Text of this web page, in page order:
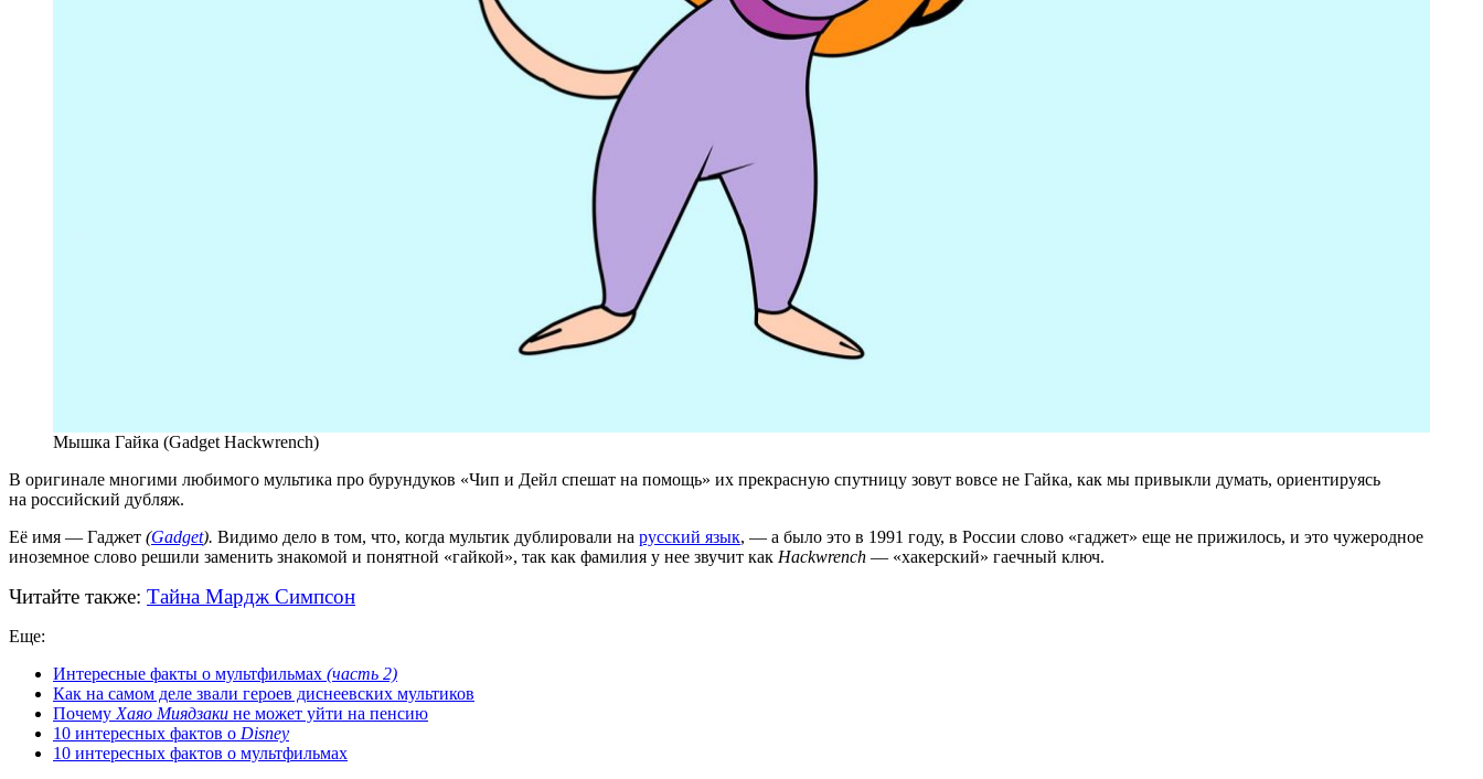
Мышка Гайка (Gadget Hackwrench)
В оригинале многими любимого мультика про бурундуков «Чип и Дейл спешат на помощь» их прекрасную спутницу зовут вовсе не Гайка, как мы привыкли думать, ориентируясь
на российский дубляж.
Её имя — Гаджет (Gadget). Видимо дело в том, что, когда мультик дублировали на русский язык, — а было это в 1991 году, в России слово «гаджет» еще не прижилось, и это чужеродное
иноземное слово решили заменить знакомой и понятной «гайкой», так как фамилия у нее звучит как Hackwrench — «хакерский» гаечный ключ.
Читайте также: Тайна Мардж Симпсон
Еще:
Интересные факты о мультфильмах (часть 2)
Как на самом деле звали героев диснеевских мультиков
Почему Хаяо Миядзаки не может уйти на пенсию
10 интересных фактов о Disney
10 интересных фактов о мультфильмах